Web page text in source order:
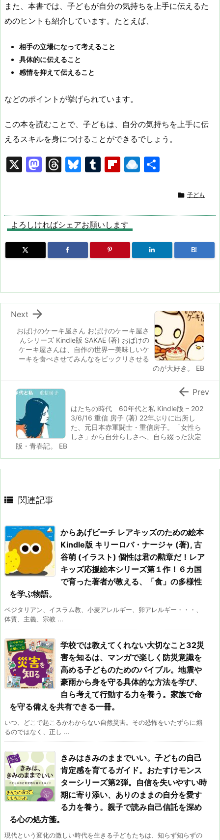
また、本書では、子どもが自分の気持ちを上手に伝えるた
めのヒントも紹介しています。たとえば、
相手の立場になって考えること
具体的に伝えること
感情を抑えて伝えること
などのポイントが挙げられています。
この本を読むことで、子どもは、自分の気持ちを上手に伝
えるスキルを身につけることができるでしょう。
X
M
o
d
o
n
T
a
d
s
Bl
s
k
y
T
bl
r
Fl
o
ar
d
R
dr
p.
io
 子ども
よろしければシェアお願いします
B!
おばけのケーキ屋さん おばけのケーキ屋さ
んシリーズ Kindle版 SAKAE (著) おばけの
ケーキ屋さんは、自作の世界一美味しいケ
ーキを食べさせてみんなをビックリさせる
のが大好き。 EB

Next
はたちの時代 60年代と私 Kindle版 – 202
3/6/16 重信 房子 (著) 22年ぶりに出所し
た、元日本赤軍闘士・重信房子。「女性ら
しさ」から自分らしさへ、自ら綴った決定
版・青春記。 EB
 Prev
 関連記事
からあげビーチ レアキッズのための絵本
Kindle版 キリーロバ・ナージャ (著), 古
谷萌 (イラスト) 個性は君の勲章だ！レア
キッズ応援絵本シリーズ第１作！６カ国
で育った著者が教える、「食」の多様性
を学ぶ物語。
ベジタリアン、イスラム教、小麦アレルギー、卵アレルギー・・・、
体質、主義、宗教 ...
学校では教えてくれない大切なこと32災
害を知るは、マンガで楽しく防災意識を
高める子どものためのバイブル。地震や
豪雨から身を守る具体的な方法を学び、
自ら考えて行動する力を養う。家族で命
を守る備えを共有できる一冊。
いつ、どこで起こるかわからない自然災害。その恐怖をいたずらに煽
るのではなく、正し ...
きみはきみのままでいい。子どもの自己
肯定感を育てるガイド。おたすけモンス
ターシリーズ第2弾。自信を失いやすい時
期に寄り添い、ありのままの自分を愛す
る力を養う。親子で読み自己信託を深め
る心の処方箋。
現代という変化の激しい時代を生きる子どもたちは、知らず知らずの